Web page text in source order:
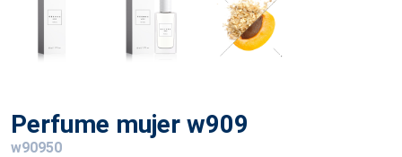
Perfume mujer w909
w90950